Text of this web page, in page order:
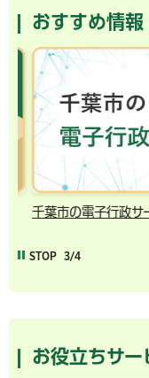
おすすめ情報
千葉市の電子行政サー
STOP 3/4
お役立ちサー